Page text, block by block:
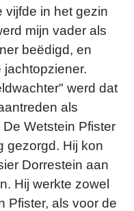
vijfde in het gezin
mijn vader als
beëdigd, en
jachtopziener.
werd dat
als
Wetstein Pfister
gezorgd. Hij kon
Dorrestein aan
Hij werkte zowel
Pfister, als voor de